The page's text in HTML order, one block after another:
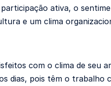
ativa, o
e um clima
com o clima de seu
dias, pois têm o trabalho